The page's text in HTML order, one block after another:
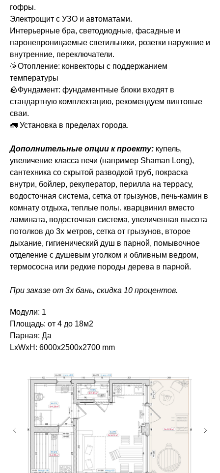
гофры.
Электрощит с УЗО и автоматами.
Интерьерные бра, светодиодные, фасадные и
паронепроницаемые светильники, розетки наружние и
внутренние, переключатели.
🌞Отопление: конвекторы с поддержанием
температуры
🪨Фундамент: фундаментные блоки входят в
стандартную комплектацию, рекомендуем винтовые
сваи.
🚛 Установка в пределах города.
Дополнительные опции к проекту: купель,
увеличение класса печи (например Shaman Long),
сантехника со скрытой разводкой труб, покраска
внутри, бойлер, рекуператор, перилла на террасу,
водосточная система, сетка от грызунов, печь-камин в
комнату отдыха, теплые полы. кварцвинил вместо
ламината, водосточная система, увеличенная высота
потолков до 3х метров, сетка от грызунов, второе
дыхание, гигиенический душ в парной, помывочное
отделение с душевым уголком и обливным ведром,
термососна или редкие породы дерева в парной.
При заказе от 3х бань, скидка 10 процентов.
Модули: 1
Площадь: от 4 до 18м2
Парная: Да
LxWxH: 6000x2500x2700 mm